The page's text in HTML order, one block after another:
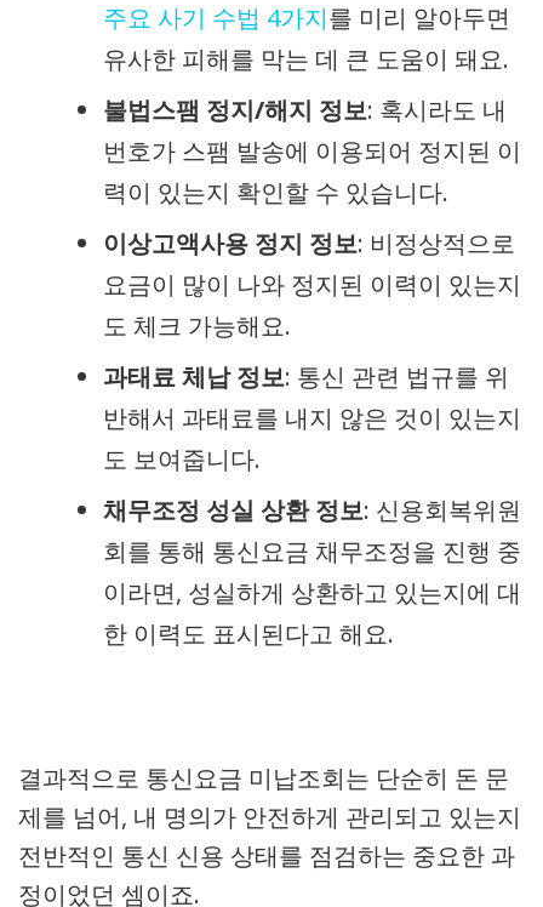
주요 사기 수법 4가지를 미리 알아두면
유사한 피해를 막는 데 큰 도움이 돼요.
불법스팸 정지/해지 정보: 혹시라도 내
번호가 스팸 발송에 이용되어 정지된 이
력이 있는지 확인할 수 있습니다.
이상고액사용 정지 정보: 비정상적으로
요금이 많이 나와 정지된 이력이 있는지
도 체크 가능해요.
과태료 체납 정보: 통신 관련 법규를 위
반해서 과태료를 내지 않은 것이 있는지
도 보여줍니다.
채무조정 성실 상환 정보: 신용회복위원
회를 통해 통신요금 채무조정을 진행 중
이라면, 성실하게 상환하고 있는지에 대
한 이력도 표시된다고 해요.
결과적으로 통신요금 미납조회는 단순히 돈 문
제를 넘어, 내 명의가 안전하게 관리되고 있는지
전반적인 통신 신용 상태를 점검하는 중요한 과
정이었던 셈이죠.